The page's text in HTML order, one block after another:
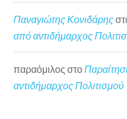
Παναγιώτης Κονιδάρης
από αντιδήμαρχος
παραόμιλος στο
αντιδήμαρχος Πολιτισμού